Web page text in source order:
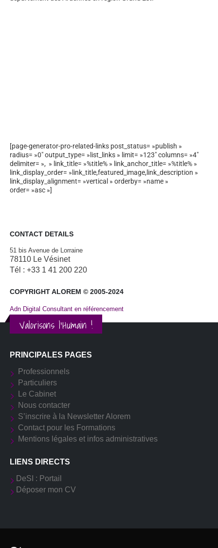
[page-generator-pro-related-links post_status= »publish »
radius= »0″ output_type= »list_links » limit= »123″ columns= »4″
delimiter= », » link_title= »%title% » link_anchor_title= »%title% »
link_display_order= »link_title,featured_image,link_description »
link_display_alignment= »vertical » orderby= »name »
order= »asc »]
CONTACT DETAILS
51 bis Avenue de Lorraine
78110 Le Vésinet
Tél : +33 1 41 200 220
COPYRIGHT ALOREM © 2005-2024
Adn Digital Consultant en référencement
Valorisons l'Humain !
PRINCIPALES PAGES
Professionnels
Particuliers
Le Cabinet
Nous contacter
S’inscrire à la Newsletter Alorem
Contact pour les Formations
Mentions légales et infos administratives
LIENS DIRECTS
DeSI : Portail
Déposer mon CV